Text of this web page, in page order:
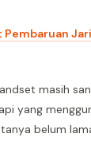
masih
yang
belum